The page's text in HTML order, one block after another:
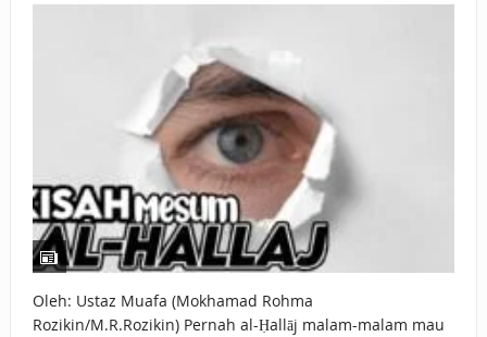
UANG HARAM BISA MENJADI HALAL JIKA SEBAB
KEPEMILIKANNYA BERUBAH
ISTIDLAL BATIL VS ISTIDLAL SYAR’I
BAHASA CINTA KARENA ALLAH
HUKUM MEMBAYAR ZAKAT DENGAN CARA MENGANGSUR
Oleh: Ustaz Muafa (Mokhamad Rohma
Rozikin/M.R.Rozikin) Pernah al-Ḥallāj malam-malam mau